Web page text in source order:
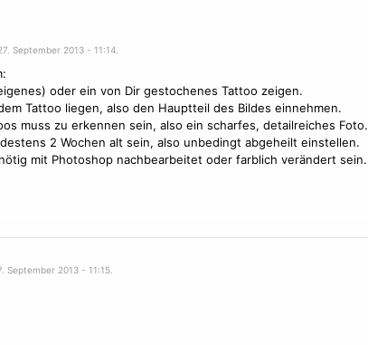
September 2013 - 11:14.
oder ein von Dir gestochenes Tattoo zeigen.
Tattoo liegen, also den Hauptteil des Bildes einnehmen.
muss zu erkennen sein, also ein scharfes, detailreiches Foto.
2 Wochen alt sein, also unbedingt abgeheilt einstellen.
mit Photoshop nachbearbeitet oder farblich verändert sein.
September 2013 - 11:15.